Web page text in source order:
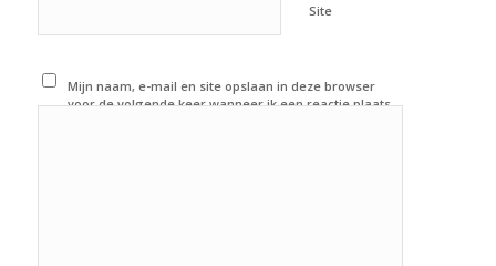
Site
Mijn naam, e-mail en site opslaan in deze browser
voor de volgende keer wanneer ik een reactie plaats.